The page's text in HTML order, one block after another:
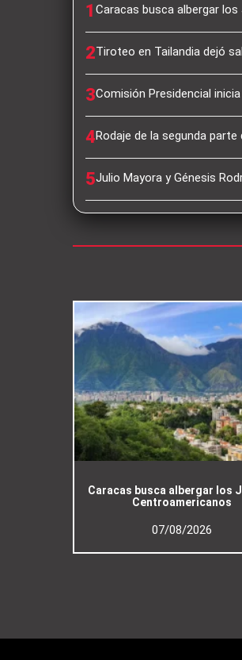
1 Caracas busca albergar
2Tiroteo en Tailandia dejó
3Comisión Presidencial
4Rodaje de la segunda
5Julio Mayora y Génesis
Caracas busca albergar los
Centroamericanos
07/08/2026